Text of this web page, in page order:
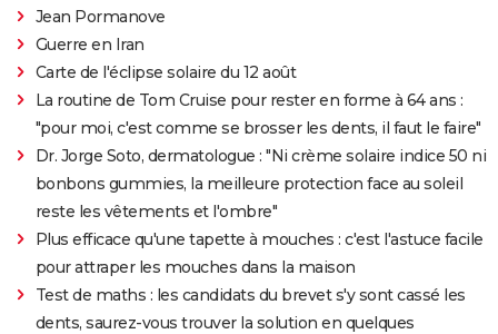
Jean Pormanove
Guerre en Iran
Carte de l'éclipse solaire du 12 août
La routine de Tom Cruise pour rester en forme à 64 ans :
"pour moi, c'est comme se brosser les dents, il faut le faire"
Dr. Jorge Soto, dermatologue : "Ni crème solaire indice 50 ni
bonbons gummies, la meilleure protection face au soleil
reste les vêtements et l'ombre"
Plus efficace qu'une tapette à mouches : c'est l'astuce facile
pour attraper les mouches dans la maison
Test de maths : les candidats du brevet s'y sont cassé les
dents, saurez-vous trouver la solution en quelques